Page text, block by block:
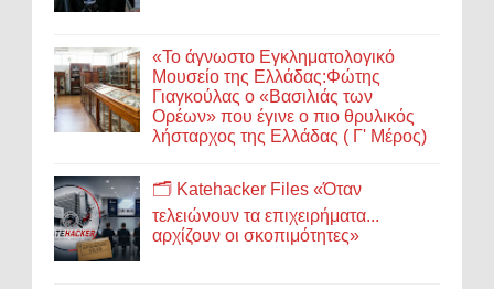
«Το άγνωστο Εγκληματολογικό
Μουσείο της Ελλάδας:Φώτης
Γιαγκούλας ο «Βασιλιάς των
Ορέων» που έγινε ο πιο θρυλικός
λήσταρχος της Ελλάδας ( Γ' Μέρος)
🗂️ Katehacker Files «Όταν
τελειώνουν τα επιχειρήματα...
αρχίζουν οι σκοπιμότητες»